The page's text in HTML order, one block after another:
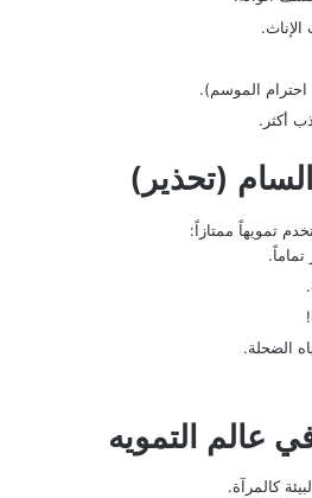
الإناث.
الموسم).
أكثر.
(تحذير)
تمويهاً ممتازاً:
الضحلة.
عالم التمويه
كالمرآة.